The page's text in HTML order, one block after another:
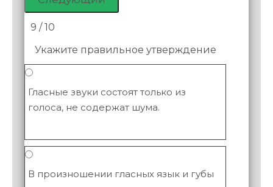
9 / 10
Укажите правильное утверждение
Гласные звуки состоят только из
голоса, не содержат шума.
В произношении гласных язык и губы